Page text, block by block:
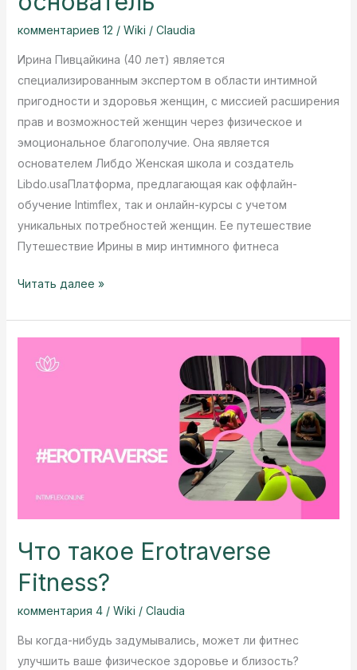
комментариев 12 / Wiki / Claudia
Ирина Пивцайкина (40 лет) является
специализированным экспертом в области интимной
пригодности и здоровья женщин, с миссией расширения
прав и возможностей женщин через физическое и
эмоциональное благополучие. Она является
основателем Либдо Женская школа и создатель
Libdo.usaПлатформа, предлагающая как оффлайн-
обучение Intimflex, так и онлайн-курсы с учетом
уникальных потребностей женщин. Ее путешествие
Путешествие Ирины в мир интимного фитнеса
Кто
Ирина
Libdo.usa
Читать далее »
Что такое Erotraverse
Fitness?
комментария 4 / Wiki / Claudia
Вы когда-нибудь задумывались, может ли фитнес
улучшить ваше физическое здоровье и близость?